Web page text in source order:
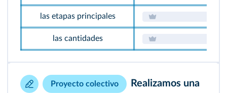
las etapas principales
las cantidades
Proyecto colectivo
Realizamos una